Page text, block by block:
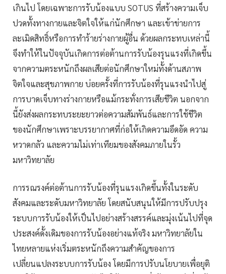
เกินไป โดยเฉพาะการรับน้องแบบ SOTUS ที่สร้างความเจ็บ
ปวดทั้งทางกายและจิตใจให้แก่นักศึกษา และเข้าข่ายการ
ละเมิดสิทธิ์หรือการทำร้ายร่างกายผู้อื่น ด้วยผลกระทบเหล่านี้
จึงทำให้ในปัจจุบันเกิดการต่อต้านการรับน้องรุนแรงที่เกิดขึ้น
จากความตระหนักถึงผลเสียต่อนักศึกษาใหม่ทั้งด้านสภาพ
จิตใจและสุขภาพกาย บ่อยครั้งที่การรับน้องที่รุนแรงนำไปสู่
การบาดเจ็บทางร่างกายหรือแม้กระทั่งการเสียชีวิต นอกจาก
นี้ยังส่งผลกระทบระยะยาวต่อความสัมพันธ์และการใช้ชีวิต
ของนักศึกษาเพราะบรรยากาศที่ก่อให้เกิดความอึดอัด ความ
หวาดกลัว และความไม่เท่าเทียมของสังคมภายในรั้ว
มหาวิทยาลัย
การรณรงค์ต่อต้านการรับน้องที่รุนแรงเกิดขึ้นทั้งในระดับ
สังคมและระดับมหาวิทยาลัย โดยสนับสนุนให้มีการปรับปรุง
ระบบการรับน้องให้เป็นไปอย่างสร้างสรรค์และมุ่งเน้นไปที่จุด
ประสงค์ดั้งเดิมของการรับน้องอย่างแท้จริง มหาวิทยาลัยใน
ไทยหลายแห่งเริ่มตระหนักถึงความสำคัญของการ
เปลี่ยนแปลงระบบการรับน้อง โดยมีการปรับนโยบายเพื่อยุติ